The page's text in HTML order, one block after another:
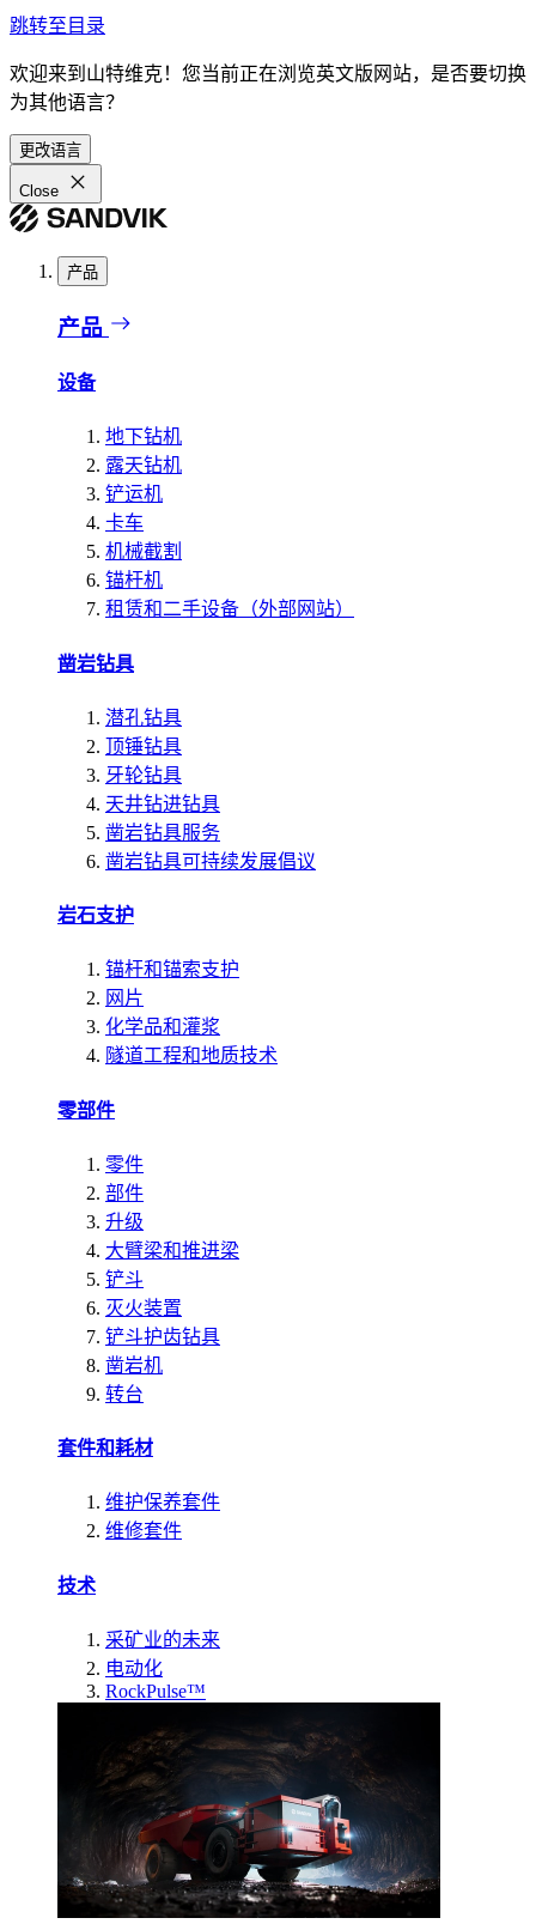
跳转至目录
欢迎来到山特维克！您当前正在浏览英文版网站，是否要切换
为其他语言？
更改语言
Close
产品
产品
设备
地下钻机
露天钻机
铲运机
卡车
机械截割
锚杆机
租赁和二手设备（外部网站）
凿岩钻具
潜孔钻具
顶锤钻具
牙轮钻具
天井钻进钻具
凿岩钻具服务
凿岩钻具可持续发展倡议
岩石支护
锚杆和锚索支护
网片
化学品和灌浆
隧道工程和地质技术
零部件
零件
部件
升级
大臂梁和推进梁
铲斗
灭火装置
铲斗护齿钻具
凿岩机
转台
套件和耗材
维护保养套件
维修套件
技术
采矿业的未来
电动化
RockPulse™